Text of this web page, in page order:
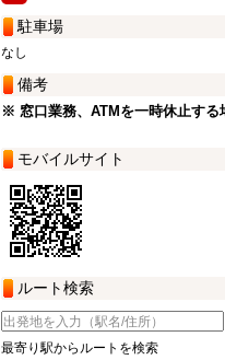
駐車場
なし
備考
※ 窓口業務、ATMを一時休止する
モバイルサイト
ルート検索
最寄り駅からルートを検索